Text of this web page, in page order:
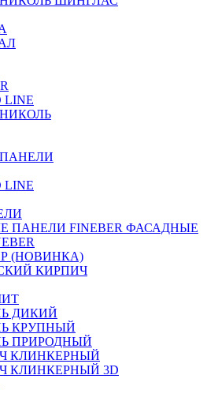
LINE
LINE
ФАСАДНЫЕ
(НОВИНКА)
КИРПИЧ
ДИКИЙ
КРУПНЫЙ
ПРИРОДНЫЙ
КЛИНКЕРНЫЙ
КЛИНКЕРНЫЙ 3D